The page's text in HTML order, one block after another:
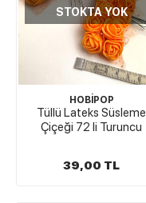
STOKTA YOK
HOBİPOP
Tüllü Lateks Süsleme
Çiçeği 72 li Turuncu
39,00 TL